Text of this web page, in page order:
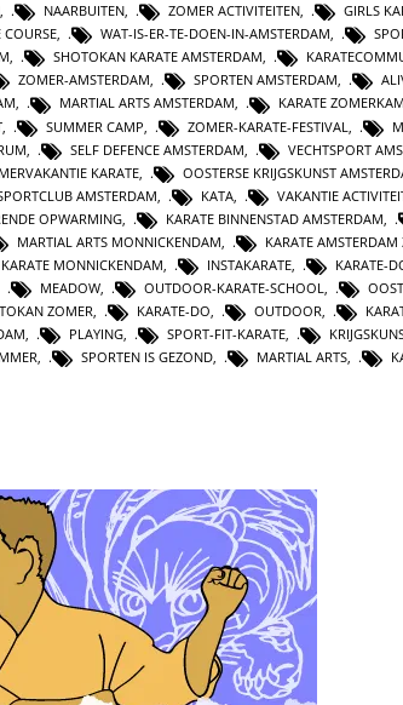
, NAARBUITEN, ZOMER ACTIVITEITEN, GIRLS
, WAT-IS-ER-TE-DOEN-IN-AMSTERDAM,
, SHOTOKAN KARATE AMSTERDAM,
ZOMER-AMSTERDAM, SPORTEN AMSTERDAM,
, MARTIAL ARTS AMSTERDAM, KARATE
SUMMER CAMP ZOMER-KARATE-FESTIVAL
SELF DEFENCE AMSTERDAM VECHTSPORT
KARATE OOSTERSE KRIJGSKUNST
AMSTERDAM KATA VAKANTIE
OPWARMING KARATE BINNENSTAD AMSTERDAM
MARTIAL ARTS MONNICKENDAM KARATE
KARATE MONNICKENDAM INSTAKARATE KARATE-
MEADOW OUTDOOR-KARATE-SCHOOL
ZOMER, KARATE-DO, OUTDOOR,
, PLAYING, SPORT-FIT-KARATE,
, SPORTEN IS GEZOND, MARTIAL ARTS,